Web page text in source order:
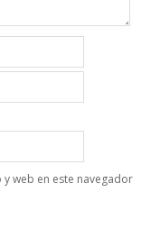
web en este navegador